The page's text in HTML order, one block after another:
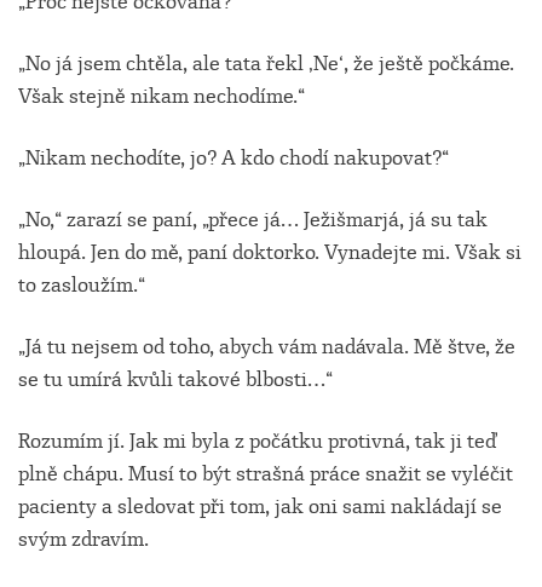
„No já jsem chtěla, ale tata řekl ‚Ne‘, že ještě počkáme.
Však stejně nikam nechodíme.“
„Nikam nechodíte, jo? A kdo chodí nakupovat?“
„No,“ zarazí se paní, „přece já… Ježišmarjá, já su tak
hloupá. Jen do mě, paní doktorko. Vynadejte mi. Však si
to zasloužím.“
„Já tu nejsem od toho, abych vám nadávala. Mě štve, že
se tu umírá kvůli takové blbosti…“
Rozumím jí. Jak mi byla z počátku protivná, tak ji teď
plně chápu. Musí to být strašná práce snažit se vyléčit
pacienty a sledovat při tom, jak oni sami nakládají se
svým zdravím.